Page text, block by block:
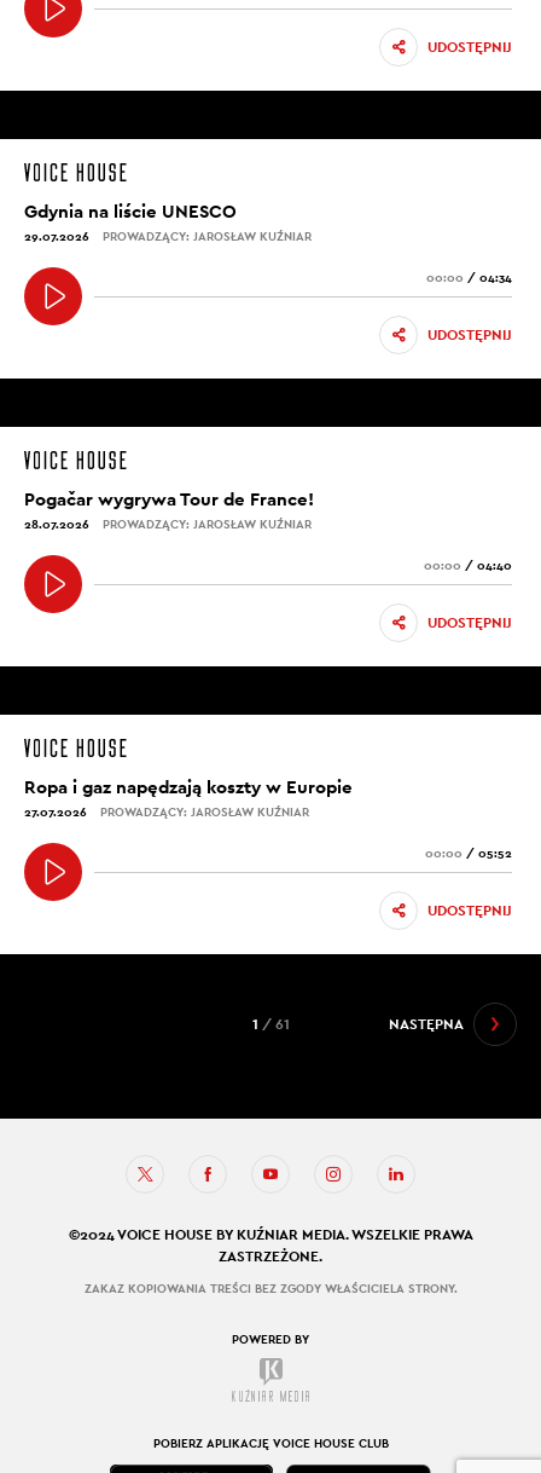
UDOSTĘPNIJ
Gdynia na liście UNESCO
29.07.2026 PROWADZĄCY: JAROSŁAW KUŹNIAR
00:00 / 04:34
UDOSTĘPNIJ
Pogačar wygrywa Tour de France!
28.07.2026 PROWADZĄCY: JAROSŁAW KUŹNIAR
00:00 / 04:40
UDOSTĘPNIJ
Ropa i gaz napędzają koszty w Europie
27.07.2026 PROWADZĄCY: JAROSŁAW KUŹNIAR
00:00 / 05:52
UDOSTĘPNIJ
NASTĘPNA
1 / 61
©2024 VOICE HOUSE BY KUŹNIAR MEDIA. WSZELKIE PRAWA
ZASTRZEŻONE.
ZAKAZ KOPIOWANIA TREŚCI BEZ ZGODY WŁAŚCICIELA STRONY.
POWERED BY
POBIERZ APLIKACJĘ VOICE HOUSE CLUB